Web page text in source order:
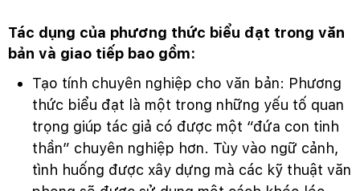
Tác dụng của phương thức biểu đạt trong văn
bản và giao tiếp bao gồm:
Tạo tính chuyên nghiệp cho văn bản: Phương
thức biểu đạt là một trong những yếu tố quan
trọng giúp tác giả có được một “đứa con tinh
thần” chuyên nghiệp hơn. Tùy vào ngữ cảnh,
tình huống được xây dựng mà các kỹ thuật văn